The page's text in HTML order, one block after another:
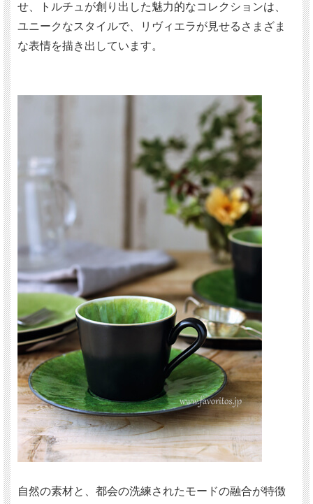
せ、トルチュが創り出した魅力的なコレクションは、
ユニークなスタイルで、リヴィエラが見せるさまざま
な表情を描き出しています。
自然の素材と、都会の洗練されたモードの融合が特徴